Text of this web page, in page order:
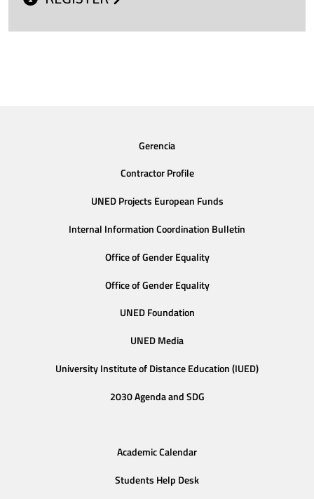
Gerencia
Contractor Profile
UNED Projects European Funds
Internal Information Coordination Bulletin
Office of Gender Equality
Office of Gender Equality
UNED Foundation
UNED Media
University Institute of Distance Education (IUED)
2030 Agenda and SDG
Academic Calendar
Students Help Desk